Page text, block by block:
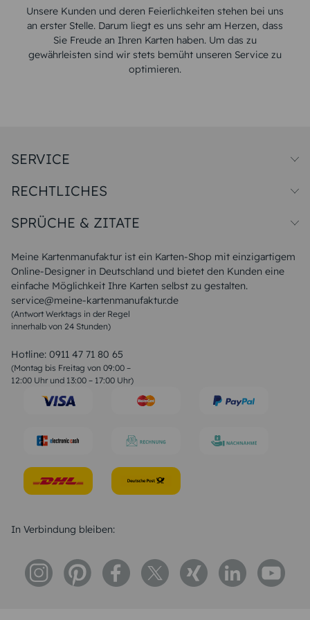
Unsere Kunden und deren Feierlichkeiten stehen bei uns
an erster Stelle. Darum liegt es uns sehr am Herzen, dass
Sie Freude an Ihren Karten haben. Um das zu
gewährleisten sind wir stets bemüht unseren Service zu
optimieren.
Meine Kartenmanufaktur ist ein Karten-Shop mit einzigartigem
Online-Designer in Deutschland und bietet den Kunden eine
einfache Möglichkeit Ihre Karten selbst zu gestalten.
service@meine-kartenmanufaktur.de
(Antwort Werktags in der Regel
innerhalb von 24 Stunden)
Hotline: 0911 47 71 80 65
(Montag bis Freitag von 09:00 –
12:00 Uhr und 13:00 – 17:00 Uhr)
SERVICE
Papiersorten
Unsere Produktion
Magazin
FAQ
RECHTLICHES
Widerrufsbelehrung
SPRÜCHE & ZITATE
Liebeskummer Sprüche
Sommer Sprüche
Muttertagssprüche
Sprüche zur Hochzeit
Sprüche zur Konfirmation & Kommunion
Weihnachtsgedichte
Liebessprüche
Geburtstagssprüche
Trauersprüche
Konfirmation Glückwünsche
In Verbindung bleiben: